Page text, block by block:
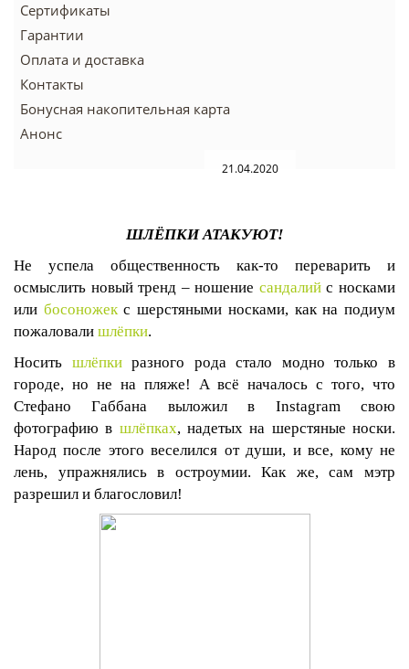
Сертификаты
Гарантии
Оплата и доставка
Контакты
Бонусная накопительная карта
Анонс
21.04.2020
ШЛЁПКИ АТАКУЮТ!
Не успела общественность как-то переварить и
осмыслить новый тренд – ношение сандалийс носками
или босоножекс шерстяными носками, как на подиум
пожаловали шлёпки.
Носить шлёпкиразного рода стало модно только в
городе, но не на пляже! А всё началось с того, что
Стефано Габбана выложил в Instagramсвою
фотографию в шлёпках, надетых на шерстяные носки.
Народ после этого веселился от души, и все, кому не
лень, упражнялись в остроумии. Как же, сам мэтр
разрешил и благословил!